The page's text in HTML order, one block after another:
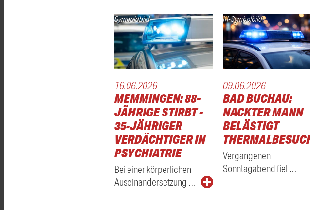
Symboldbild
16.06.2026
MEMMINGEN: 88-
JÄHRIGE STIRBT -
35-JÄHRIGER
VERDÄCHTIGER IN
PSYCHIATRIE
Bei einer körperlichen
Auseinandersetzung …
KI-Symbolbild
09.06.2026
BAD BUCHAU:
NACKTER MANN
BELÄSTIGT
Vergangenen
Sonntagabend fiel …